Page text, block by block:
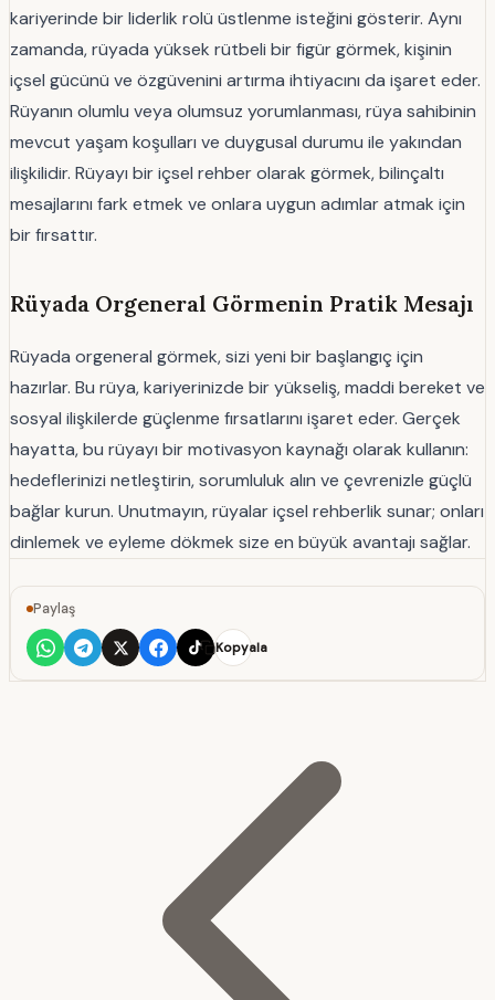
kariyerinde bir liderlik rolü üstlenme isteğini gösterir. Aynı
zamanda, rüyada yüksek rütbeli bir figür görmek, kişinin
içsel gücünü ve özgüvenini artırma ihtiyacını da işaret eder.
Rüyanın olumlu veya olumsuz yorumlanması, rüya sahibinin
mevcut yaşam koşulları ve duygusal durumu ile yakından
ilişkilidir. Rüyayı bir içsel rehber olarak görmek, bilinçaltı
mesajlarını fark etmek ve onlara uygun adımlar atmak için
bir fırsattır.
Rüyada Orgeneral Görmenin Pratik Mesajı
Rüyada orgeneral görmek, sizi yeni bir başlangıç için
hazırlar. Bu rüya, kariyerinizde bir yükseliş, maddi bereket ve
sosyal ilişkilerde güçlenme fırsatlarını işaret eder. Gerçek
hayatta, bu rüyayı bir motivasyon kaynağı olarak kullanın:
hedeflerinizi netleştirin, sorumluluk alın ve çevrenizle güçlü
bağlar kurun. Unutmayın, rüyalar içsel rehberlik sunar; onları
dinlemek ve eyleme dökmek size en büyük avantajı sağlar.
Paylaş
Kopyala